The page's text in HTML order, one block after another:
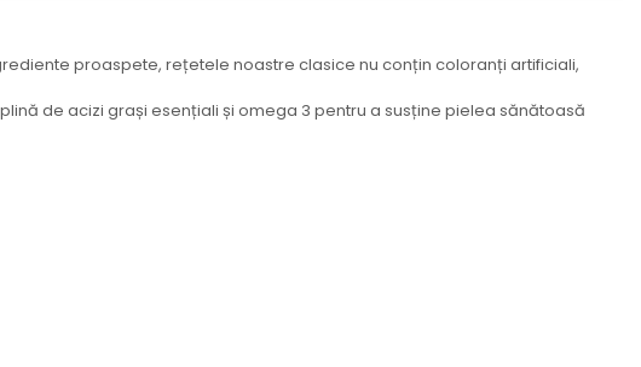
proaspete, rețetele noastre clasice nu conțin coloranți artificiali,
de acizi grași esențiali și omega 3 pentru a susține pielea sănătoasă